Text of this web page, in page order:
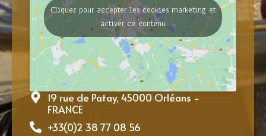
Cliquez pour accepter les cookies marketing et
activer ce contenu
19 rue de Patay, 45000 Orléans -
FRANCE
+33(0)2 38 77 08 56